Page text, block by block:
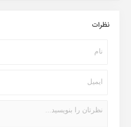
نظرات